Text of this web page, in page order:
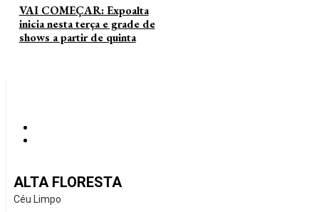
VAI COMEÇAR: Expoalta
inicia nesta terça e grade de
shows a partir de quinta
ALTA FLORESTA
Céu Limpo